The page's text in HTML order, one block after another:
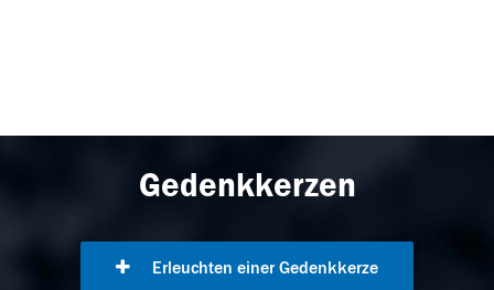
Gedenkkerzen
Erleuchten einer Gedenkkerze